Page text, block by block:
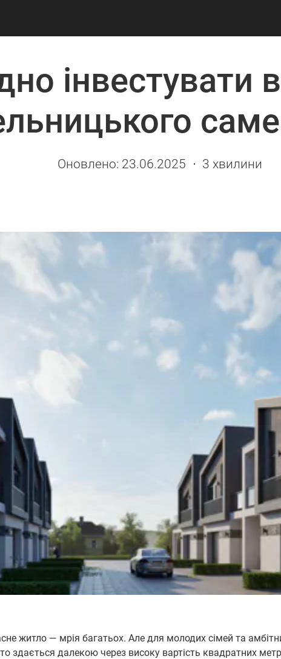
інвестувати
Оновлено: 23.06.2025 3 хвилини
житло — мрія багатьох. Але для молодих сімей та
здається далекою через високу вартість квадратних